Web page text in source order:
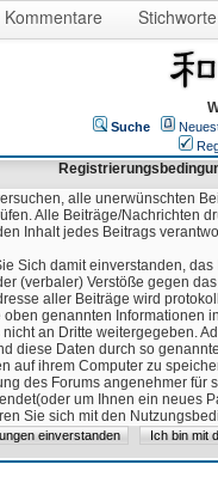
Kommentare Stichworte
Suche
alle unerwünschten
Alle Beiträge/Nachrichten
Inhalt jedes Beitrags
Sich damit einverstanden,
(verbaler) Verstöße gegen
aller Beiträge wird
genannten Informationen
an Dritte weitergegeben.
diese Daten durch so
auf ihrem Computer zu
des Forums angenehmer
um Ihnen ein neues
Sie sich mit den